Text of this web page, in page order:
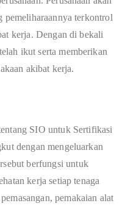
pemeliharaannya terkontrol
kerja. Dengan di bekali
ikut serta memberikan
akibat kerja.
SIO untuk Sertifikasi
dengan mengeluarkan
berfungsi untuk
kerja setiap tenaga
pemakaian alat